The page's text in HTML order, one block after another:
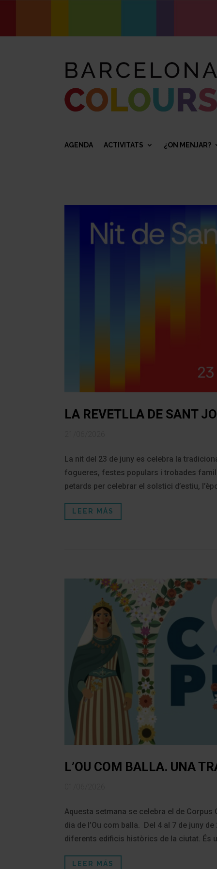
AGENDA ACTIVITATS ¿ON MENJAR?
LA REVETLLA DE SANT
La nit del 23 de juny es celebra la
fogueres, festes populars i trobades
petards per celebrar el solstici d’estiu,
LEER MÁS
L’OU COM BALLA. UNA
Aquesta setmana se celebra el de
dia de l’Ou com balla. Del 4 al 7 de juny
diferents edificis històrics de la ciutat. És
LEER MÁS